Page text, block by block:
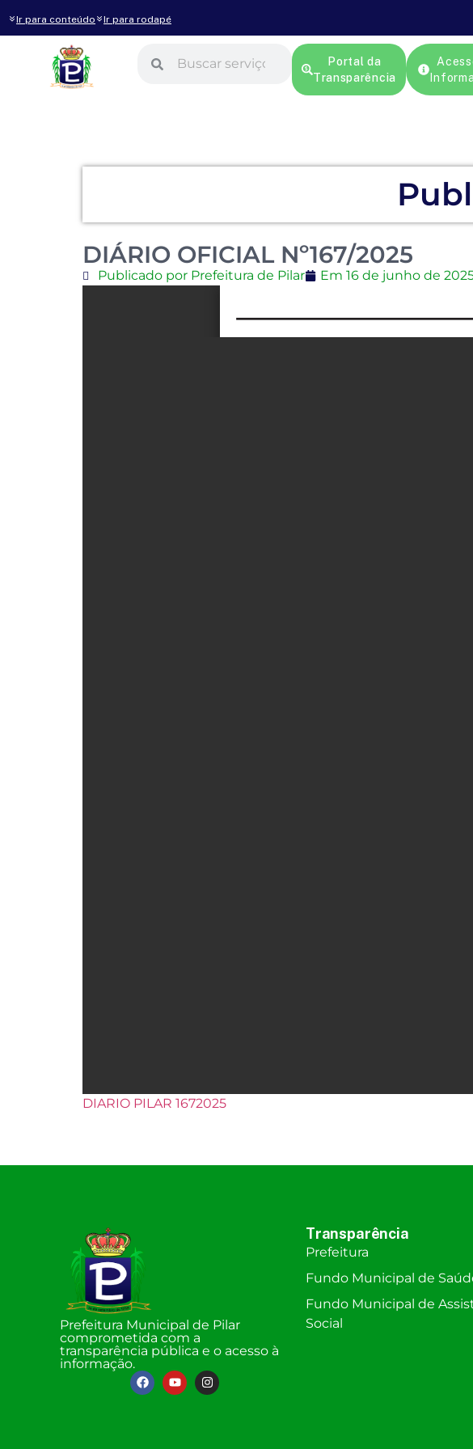
Ir para conteúdo Ir para rodapé
Portal da
Transparência
DIÁRIO OFICIAL Nº167/2025
Publicado por Prefeitura de Pilar Em 16 de junho de
DIARIO PILAR 1672025
Prefeitura Municipal de Pilar
comprometida com a
transparência pública e o acesso à
informação.
Transparência
Prefeitura
Fundo Municipal de
Fundo Municipal de
Social